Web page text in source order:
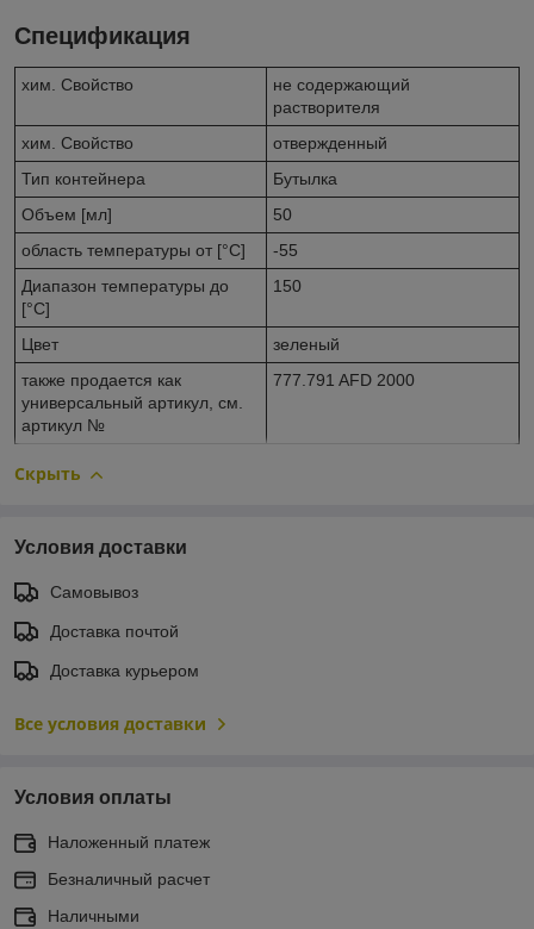
Спецификация
хим. Свойство
не содержающий
растворителя
хим. Свойство
отвержденный
Тип контейнера
Бутылка
Объем [мл]
50
область температуры от [°C]
-55
Диапазон температуры до
[°C]
150
Цвет
зеленый
также продается как
универсальный артикул, см.
артикул №
777.791 AFD 2000
Скрыть
Условия доставки
Самовывоз
Доставка почтой
Доставка курьером
Все условия доставки
Условия оплаты
Наложенный платеж
Безналичный расчет
Наличными